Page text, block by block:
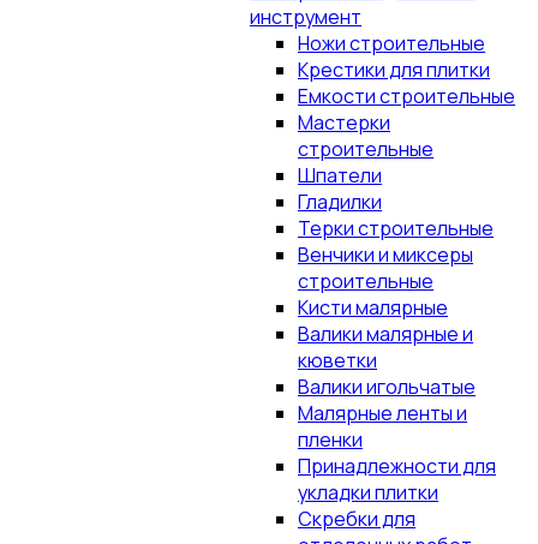
инструмент
Ножи строительные
Крестики для плитки
Емкости строительные
Мастерки
строительные
Шпатели
Гладилки
Терки строительные
Венчики и миксеры
строительные
Кисти малярные
Валики малярные и
кюветки
Валики игольчатые
Малярные ленты и
пленки
Принадлежности для
укладки плитки
Скребки для